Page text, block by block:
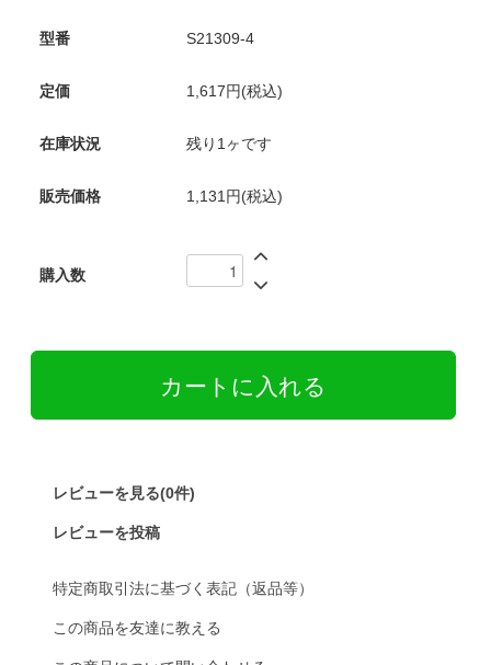
型番 S21309-4
定価 1,617円(税込)
在庫状況 残り1ヶです
販売価格 1,131円(税込)
購入数
レビューを見る(0件)
レビューを投稿
特定商取引法に基づく表記（返品等）
この商品を友達に教える